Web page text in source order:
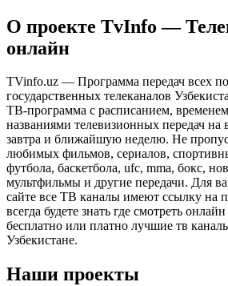
О проекте TvInfo —
онлайн
TVinfo.uz — Программа передач всех
государственных телеканалов
ТВ-программа с расписанием,
названиями телевизионных передач на
завтра и ближайшую неделю. Не
любимых фильмов, сериалов,
футбола, баскетбола, ufc, mma, бокс,
мультфильмы и другие передачи. Для
сайте все ТВ каналы имеют ссылку на
всегда будете знать где смотреть
бесплатно или платно лучшие тв
Узбекистане.
Наши проекты